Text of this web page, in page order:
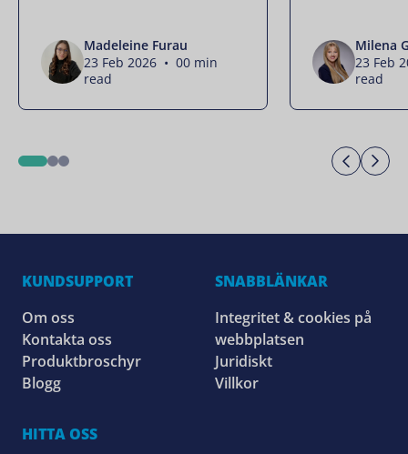
Madeleine Furau
23 Feb 2026 • 00 min
read
Milena
23 Feb
read
12
KUNDSUPPORT
Om oss
Kontakta oss
Produktbroschyr
Blogg
SNABBLÄNKAR
Integritet & cookies på
webbplatsen
Juridiskt
Villkor
HITTA OSS